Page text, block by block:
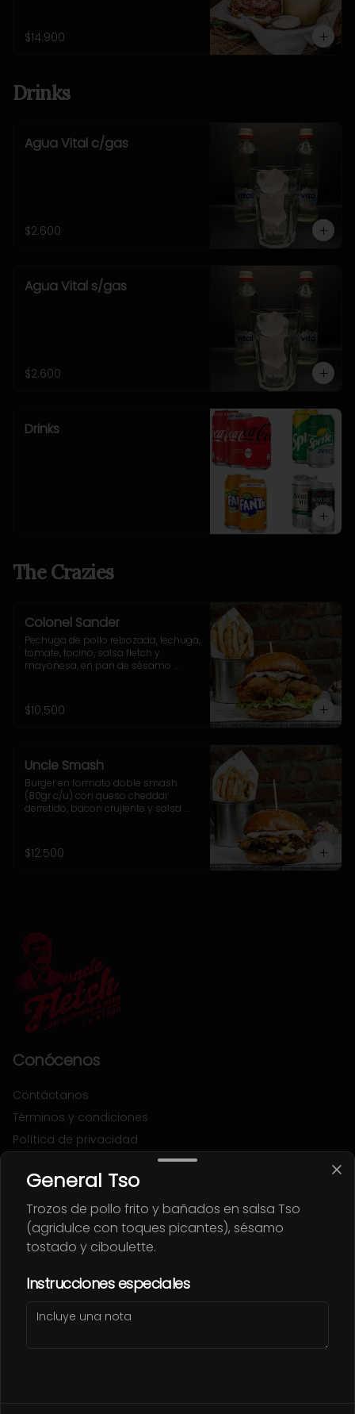
$14.900
Drinks
Agua Vital c/gas
$2.600
Agua Vital s/gas
$2.600
Drinks
The Crazies
Colonel Sander
Pechuga de pollo rebozada, lechuga,
tomate, tocino, salsa fletch y
mayonesa, en pan de sésamo
$10.500
Uncle Smash
Burger en formato doble smash
(80gr c/u) con queso cheddar
derretido, bacon crujiente y salsa
acompañamiento a elección.
$12.500
Conócenos
Contáctanos
Términos y condiciones
Política de privacidad
Redes sociales
Instagram
Facebook
Mi cuenta
General Tso
Trozos de pollo frito y bañados en salsa Tso
(agridulce con toques picantes), sésamo
tostado y ciboulette.
Instrucciones especiales